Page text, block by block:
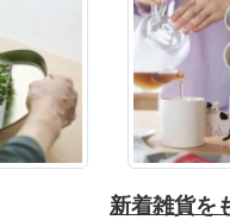
新着雑貨を